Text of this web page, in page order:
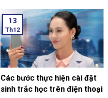
đồng người yêu thích các trò
chơi điện tử ở trên điện thoại
di động.
13
Th12
Các bước thực hiện cài đặt
sinh trắc học trên điện thoại